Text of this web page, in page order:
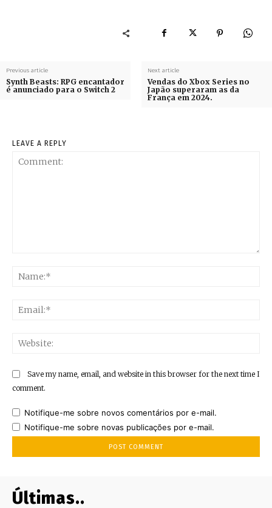
Previous article
Synth Beasts: RPG encantador
é anunciado para o Switch 2
Next article
Vendas do Xbox Series no
Japão superaram as da
França em 2024.
LEAVE A REPLY
Save my name, email, and website in this browser for the next time I
comment.
Notifique-me sobre novos comentários por e-mail.
Notifique-me sobre novas publicações por e-mail.
Últimas..